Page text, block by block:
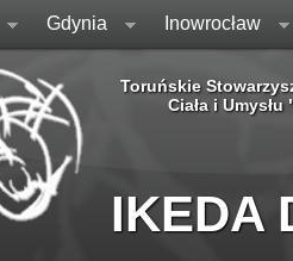
Gdynia Inowrocław
Toruńskie
Ciała i Umysłu
IKEDA